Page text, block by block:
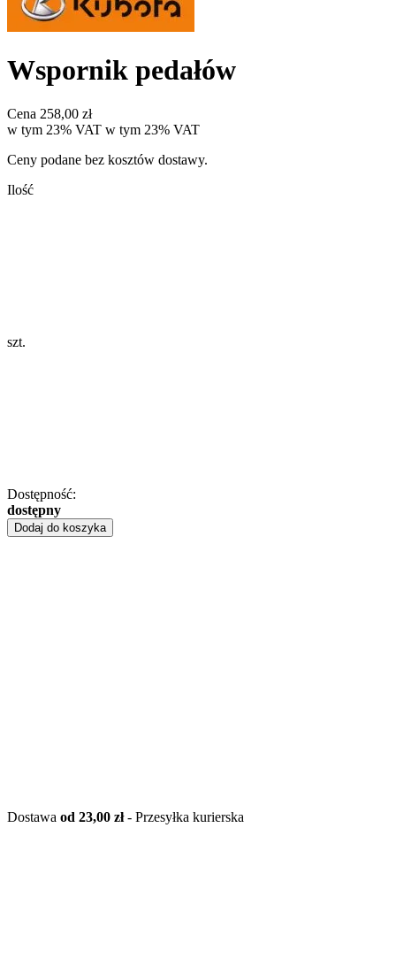
Wspornik pedałów
Cena 258,00 zł
w tym 23% VAT w tym 23% VAT
Ceny podane bez kosztów dostawy.
Ilość
szt.
Dostępność:
dostępny
Dodaj do koszyka
Dostawa od 23,00 zł- Przesyłka kurierska